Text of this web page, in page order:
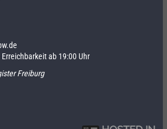
Erreichbarkeit ab 19:00 Uhr
Freiburg